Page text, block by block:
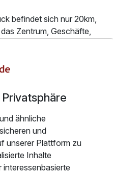
p.P. ab 800,00 €
befindet sich nur 20km,
Zentrum, Geschäfte,
einige Gehminuten
Nähe.
des Jahres in einem Haus,
perfekt vereint.
und die Liebe zum Detail
Atmosphäre und lassen
Erinnerung
ähnliche
und
unserer Plattform zu
Inhalte
interessenbasierte